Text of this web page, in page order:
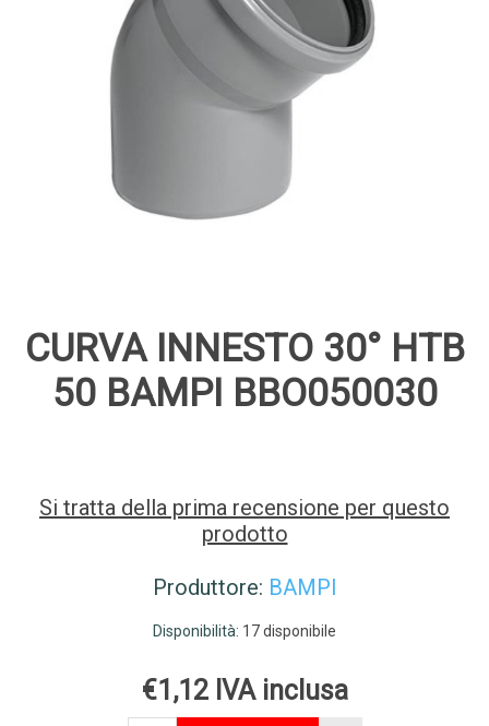
CURVA INNESTO 30° HTB
50 BAMPI BBO050030
Si tratta della prima recensione per questo
prodotto
Produttore: BAMPI
Disponibilità: 17 disponibile
€1,12 IVA inclusa